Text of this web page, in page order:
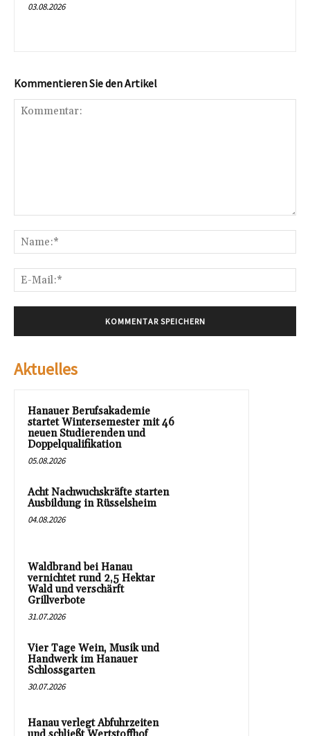
03.08.2026
Kommentieren Sie den Artikel
Aktuelles
Hanauer Berufsakademie
startet Wintersemester mit 46
neuen Studierenden und
Doppelqualifikation
05.08.2026
Acht Nachwuchskräfte starten
Ausbildung in Rüsselsheim
04.08.2026
Waldbrand bei Hanau
vernichtet rund 2,5 Hektar
Wald und verschärft
Grillverbote
31.07.2026
Vier Tage Wein, Musik und
Handwerk im Hanauer
Schlossgarten
30.07.2026
Hanau verlegt Abfuhrzeiten